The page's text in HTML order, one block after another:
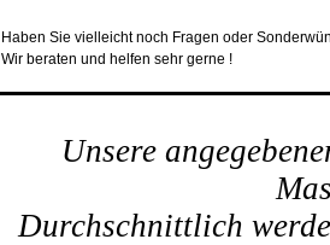
Haben Sie vielleicht noch Fragen oder
Wir beraten und helfen sehr gerne !
Unsere
Durchschnittlich